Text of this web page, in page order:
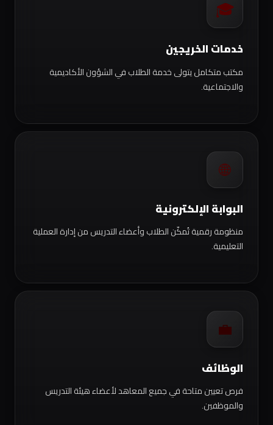
🎓
خدمات الخريجين
مكتب متكامل يتولى خدمة الطلاب في الشؤون الأكاديمية
والاجتماعية.
🌐
البوابة الإلكترونية
منظومة رقمية تُمكّن الطلاب وأعضاء التدريس من إدارة العملية
التعليمية.
💼
الوظائف
فرص تعيين متاحة في جميع المعاهد لأعضاء هيئة التدريس
والموظفين.